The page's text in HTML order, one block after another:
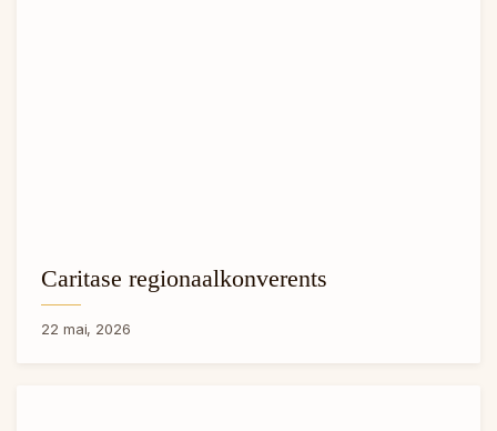
Caritase regionaalkonverents
22 mai, 2026